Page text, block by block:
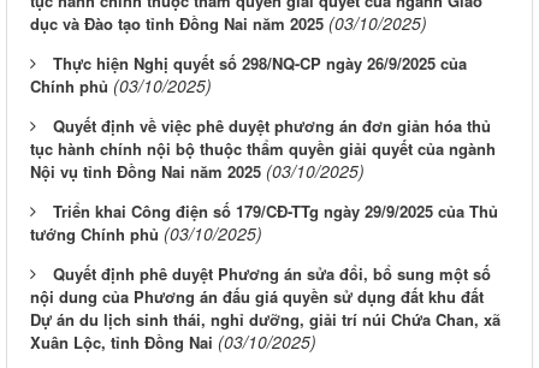
dục và Đào tạo tỉnh Đồng Nai năm 2025 (03/10/2025)
Thực hiện Nghị quyết số 298/NQ-CP ngày 26/9/2025 của
Chính phủ (03/10/2025)
Quyết định về việc phê duyệt phương án đơn giản hóa thủ
tục hành chính nội bộ thuộc thẩm quyền giải quyết của ngành
Nội vụ tỉnh Đồng Nai năm 2025 (03/10/2025)
Triển khai Công điện số 179/CĐ-TTg ngày 29/9/2025 của Thủ
tướng Chính phủ (03/10/2025)
Quyết định phê duyệt Phương án sửa đổi, bổ sung một số
nội dung của Phương án đấu giá quyền sử dụng đất khu đất
Dự án du lịch sinh thái, nghỉ dưỡng, giải trí núi Chứa Chan, xã
Xuân Lộc, tỉnh Đồng Nai (03/10/2025)